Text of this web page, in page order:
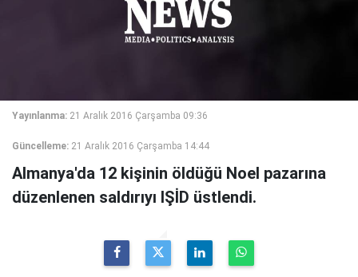
Yayınlanma: 21 Aralık 2016 Çarşamba 09:36
Güncelleme: 21 Aralık 2016 Çarşamba 14:44
Almanya'da 12 kişinin öldüğü Noel pazarına
düzenlenen saldırıyı IŞİD üstlendi.